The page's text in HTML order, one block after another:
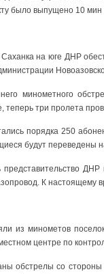
было выпущено 10 мин
на юге ДНР
минометного
теперь три пролета
порядка 250
будут переведены
К настоящему
из минометов
центре по
обстрелы со